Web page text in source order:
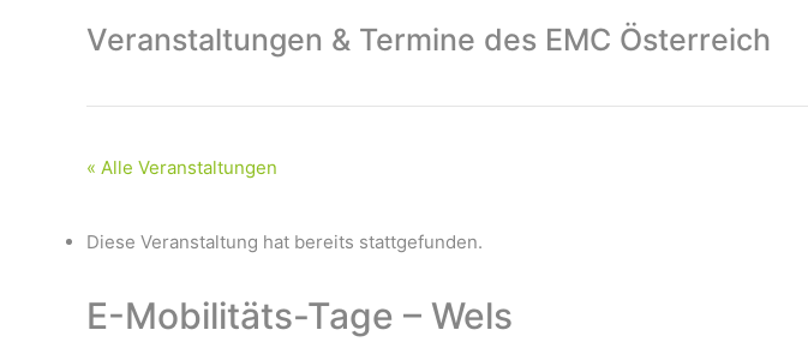
Veranstaltungen & Termine des EMC Österreich
« Alle Veranstaltungen
Diese Veranstaltung hat bereits stattgefunden.
E-Mobilitäts-Tage – Wels